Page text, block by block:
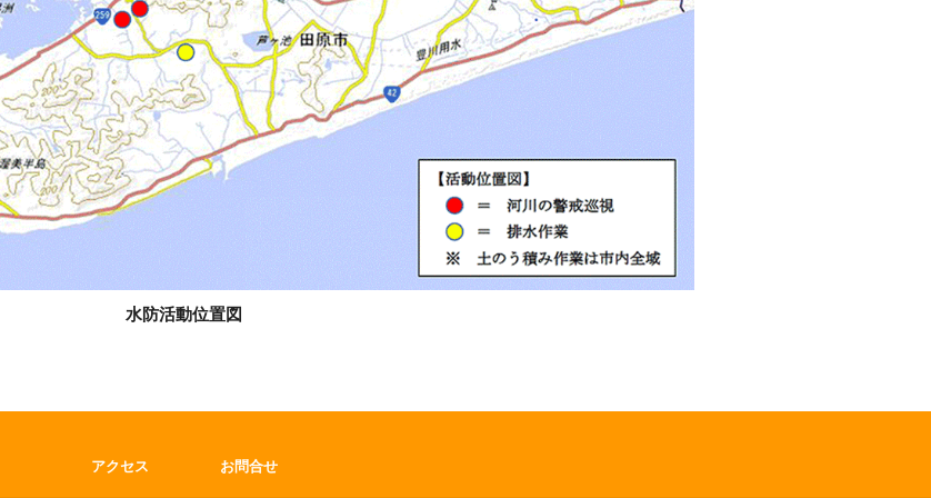
水防活動位置図
アクセス お問合せ